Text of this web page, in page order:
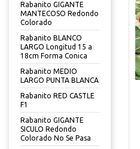
Rabanito GIGANTE
MANTECOSO Redondo
Colorado
Rabanito BLANCO
LARGO Longitud 15 a
18cm Forma Conica
Rabanito MEDIO
LARGO PUNTA BLANCA
Rabanito RED CASTLE
F1
Rabanito GIGANTE
SICULO Redondo
Colorado No Se Pasa